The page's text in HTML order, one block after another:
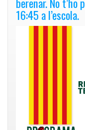
16:45 a l’escola.